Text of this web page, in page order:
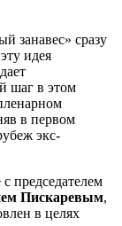
занавес» сразу
идея
шаг в этом
в первом
экс-
председателем
Пискаревым,
в целях